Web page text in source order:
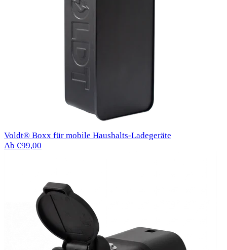
Voldt® Boxx für mobile Haushalts-Ladegeräte
Ab €99,00